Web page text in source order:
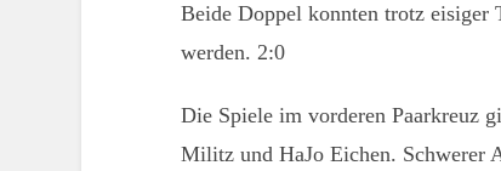
Beide Doppel konnten trotz eisiger
werden. 2:0
Die Spiele im vorderen Paarkreuz
Militz und HaJo Eichen. Schwerer